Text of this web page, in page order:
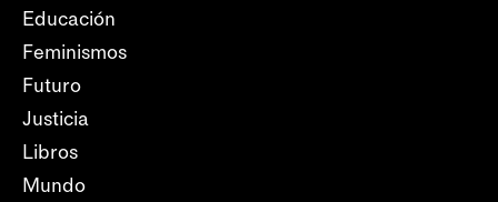
Educación
Feminismos
Futuro
Justicia
Libros
Mundo